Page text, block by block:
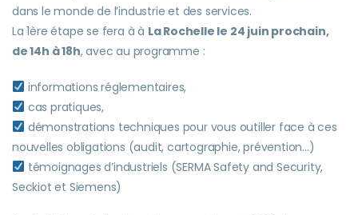
dans le monde de l’industrie et des services.
La 1ère étape se fera à à La Rochelle le 24 juin prochain,
de 14h à 18h, avec au programme :
informations réglementaires,
cas pratiques,
démonstrations techniques pour vous outiller face à ces
nouvelles obligations (audit, cartographie, prévention…)
témoignages d’industriels (SERMA Safety and Security,
Seckiot et Siemens)